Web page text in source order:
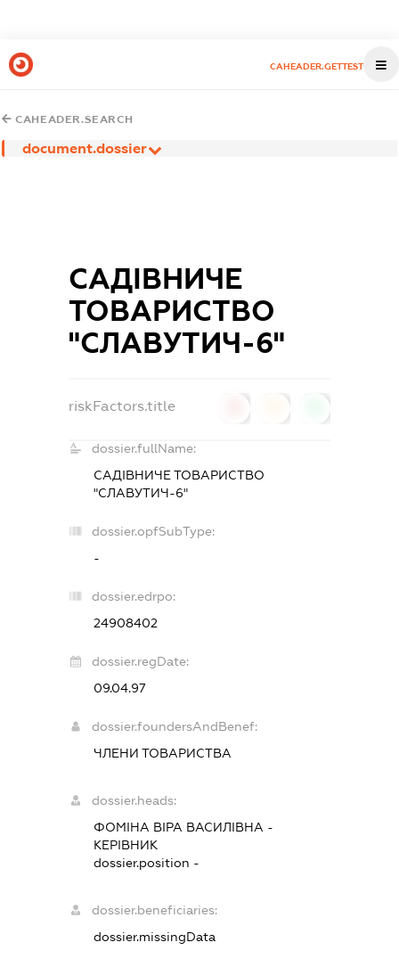
CAHEADER.GETTEST
CAHEADER.SEARCH
document.dossier
САДІВНИЧЕ
ТОВАРИСТВО
"СЛАВУТИЧ-6"
riskFactors.title
dossier.fullName:
САДІВНИЧЕ ТОВАРИСТВО
"СЛАВУТИЧ-6"
dossier.opfSubType:
-
dossier.edrpo:
24908402
dossier.regDate:
09.04.97
dossier.foundersAndBenef:
ЧЛЕНИ ТОВАРИСТВА
dossier.heads:
ФОМІНА ВІРА ВАСИЛІВНА -
КЕРІВНИК
dossier.position -
dossier.beneficiaries:
dossier.missingData